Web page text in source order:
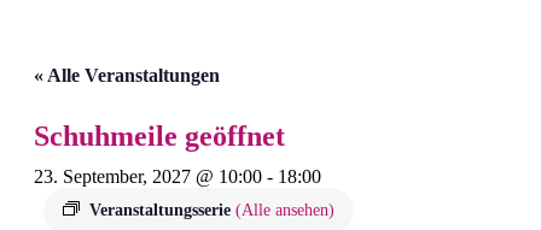
« Alle Veranstaltungen
Schuhmeile geöffnet
23. September, 2027 @ 10:00 - 18:00
Veranstaltungsserie (Alle ansehen)